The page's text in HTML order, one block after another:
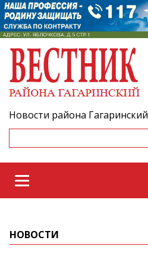
Новости района Гагаринский
НОВОСТИ